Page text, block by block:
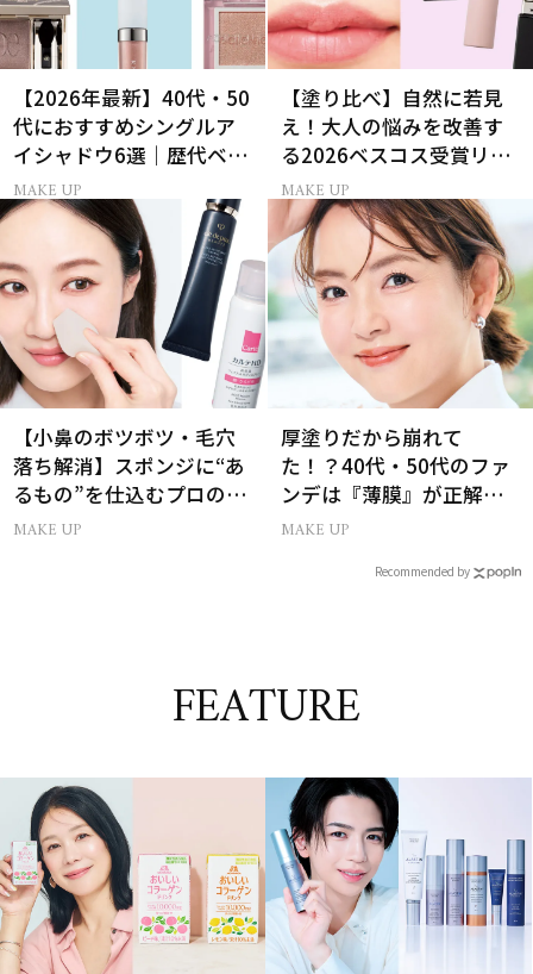
【2026年最新】40代・50
代におすすめシングルア
イシャドウ6選｜歴代ベス
トコスメ受賞まとめ
MAKE UP
【塗り比べ】自然に若見
え！大人の悩みを改善す
る2026ベスコス受賞リッ
プTOP3
MAKE UP
【小鼻のボツボツ・毛穴
落ち解消】スポンジに“あ
るもの”を仕込むプロの超
簡単メイクテク
MAKE UP
厚塗りだから崩れて
た！？40代・50代のファ
ンデは『薄膜』が正解で
した
MAKE UP
Recommended by
FEATURE